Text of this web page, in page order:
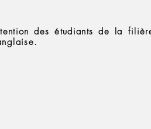
des étudiants de la